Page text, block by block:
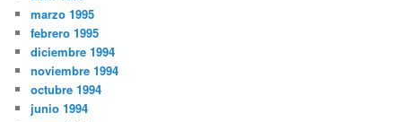
marzo 1995
febrero 1995
diciembre 1994
noviembre 1994
octubre 1994
junio 1994